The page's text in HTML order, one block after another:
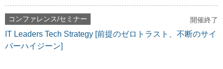
コンファレンス/セミナー 開催終了
IT Leaders Tech Strategy [前提のゼロトラスト、不断のサイ
バーハイジーン]